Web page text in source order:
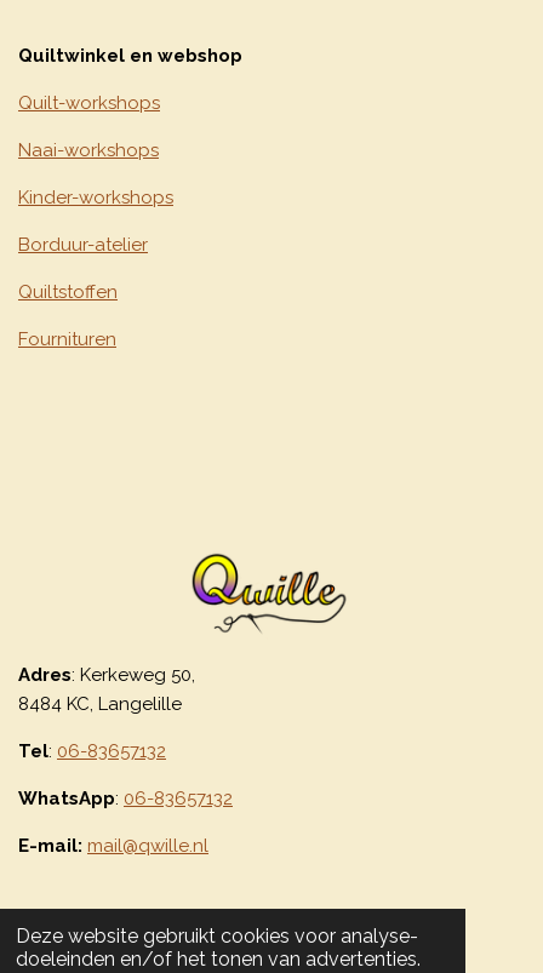
Deze website gebruikt cookies voor analyse-
doeleinden en/of het tonen van advertenties.
Quiltwinkel en webshop
Quilt-workshops
Naai-workshops
Kinder-workshops
Borduur-atelier
Quiltstoffen
Fournituren
Adres: Kerkeweg 50,
8484 KC, Langelille
Tel: 06-83657132
WhatsApp: 06-83657132
E-mail: mail@qwille.nl
Bekijk Qwille opFacebook enInstagram